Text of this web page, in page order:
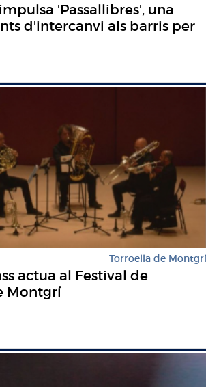
'Passallibres', una
d'intercanvi als barris per
Torroella de Montgrí
actua al Festival de
Montgrí